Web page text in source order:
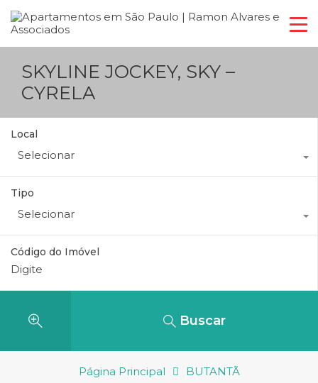
SKYLINE JOCKEY, SKY –
CYRELA
Local
Selecionar
Tipo
Selecionar
Código do Imóvel
Buscar
Página Principal BUTANTÃ